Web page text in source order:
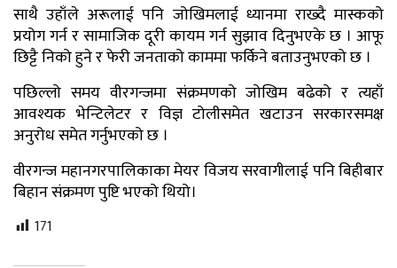
साथै उहाँले अरूलाई पनि जोखिमलाई ध्यानमा राख्दै मास्कको
प्रयोग गर्न र सामाजिक दूरी कायम गर्न सुझाव दिनुभएके छ । आफू
छिट्टै निको हुने र फेरी जनताको काममा फर्किने बताउनुभएको छ ।
पछिल्लो समय वीरगन्जमा संक्रमणको जोखिम बढेको र त्यहाँ
आवश्यक भेन्टिलेटर र विज्ञ टोलीसमेत खटाउन सरकारसमक्ष
अनुरोध समेत गर्नुभएको छ ।
वीरगन्ज महानगरपालिकाका मेयर विजय सरवागीलाई पनि बिहीबार
बिहान संक्रमण पुष्टि भएको थियो।
171